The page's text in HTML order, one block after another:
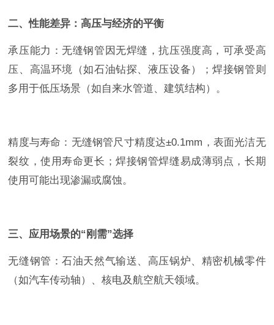
二、性能差异：高压与经济的平衡
承压能力：无缝钢管因无焊缝，抗压强度高，可承受高
压、高温环境（如石油钻探、液压设备）；焊接钢管则
多用于低压场景（如自来水管道、建筑结构）。
精度与寿命：无缝钢管尺寸精度达±0.1mm，表面光洁无
裂纹，使用寿命更长；焊接钢管焊缝易成薄弱点，长期
使用可能出现渗漏或腐蚀。
三、应用场景的“刚需”选择
无缝钢管：石油天然气输送、高压锅炉、精密机械零件
（如汽车传动轴）、核电及航空航天领域。